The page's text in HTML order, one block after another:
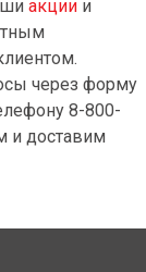
акции и
через форму
8-800-
и доставим